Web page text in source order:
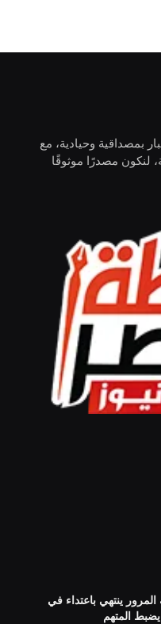
بمصداقية وحيادية، مع
لنكون مصدرًا موثوقًا
ينتهي باعتداء في
يضبط المتهم